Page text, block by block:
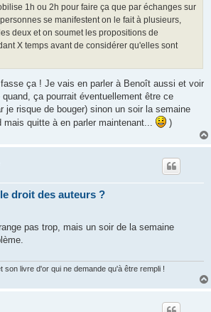
1h ou 2h pour faire ça que par échanges sur
se manifestent on le fait à plusieurs,
deux et on soumet les propositions de
X temps avant de considérer qu'elles sont
ça ! Je vais en parler à Benoît aussi et voir
ça pourrait éventuellement être ce
je risque de bouger) sinon un soir la semaine
mais quitte à en parler maintenant...
)
droit des auteurs ?
pas trop, mais un soir de la semaine
son livre d'or qui ne demande qu'à être rempli !